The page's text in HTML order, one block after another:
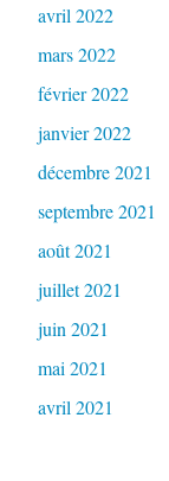
avril 2022
mars 2022
février 2022
janvier 2022
décembre 2021
septembre 2021
août 2021
juillet 2021
juin 2021
mai 2021
avril 2021